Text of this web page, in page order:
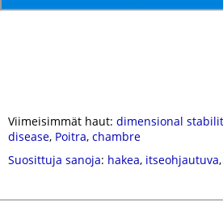
Viimeisimmät haut: dimensional
disease, Poitra, chambre
Suosittuja sanoja: hakea, itseohjautuva,